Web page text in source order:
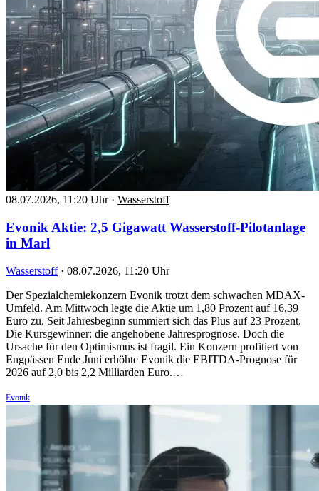
08.07.2026, 11:20 Uhr · Wasserstoff
Evonik Aktie: 2,5 Gigawatt Wasserstoff-Pilotanlage
in Marl
Wasserstoff · 08.07.2026, 11:20 Uhr
Der Spezialchemiekonzern Evonik trotzt dem schwachen MDAX-
Umfeld. Am Mittwoch legte die Aktie um 1,80 Prozent auf 16,39
Euro zu. Seit Jahresbeginn summiert sich das Plus auf 23 Prozent.
Die Kursgewinner: die angehobene Jahresprognose. Doch die
Ursache für den Optimismus ist fragil. Ein Konzern profitiert von
Engpässen Ende Juni erhöhte Evonik die EBITDA-Prognose für
2026 auf 2,0 bis 2,2 Milliarden Euro.…
Evonik